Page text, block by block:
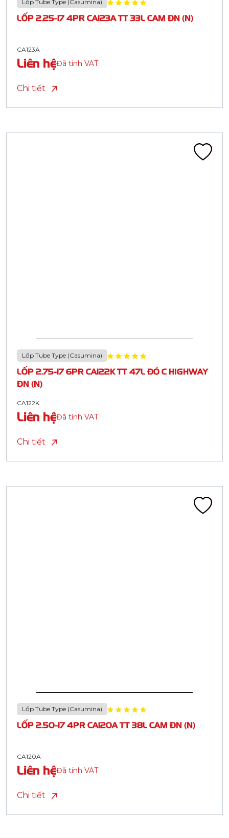
Lốp Tube Type (Casumina)
LỐP 2.25-17 4PR CA123A TT 33L CAM ĐN (N)
CA123A
Liên hệĐã tính VAT
Chi tiết
Lốp Tube Type (Casumina)
LỐP 2.75-17 6PR CA122K TT 47L ĐỎ C HIGHWAY
ĐN (N)
CA122K
Liên hệĐã tính VAT
Chi tiết
Lốp Tube Type (Casumina)
LỐP 2.50-17 4PR CA120A TT 38L CAM ĐN (N)
CA120A
Liên hệĐã tính VAT
Chi tiết